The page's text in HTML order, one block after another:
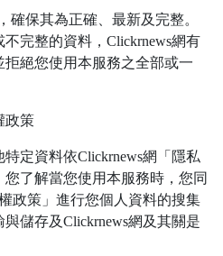
確保其為正確、最新及完整。
完整的資料，Clickrnews網有
絕您使用本服務之全部或一
政策
定資料依Clickrnews網「隱私
了解當您使用本服務時，您同
政策」進行您個人資料的搜集
儲存及Clickrnews網及其關是